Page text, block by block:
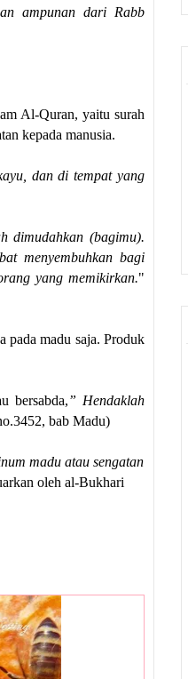
ampunan dari Rabb
Al-Quran, yaitu surah
kepada manusia.
dan di tempat yang
dimudahkan (bagimu).
menyembuhkan bagi
yang memikirkan."
pada madu saja. Produk
bersabda,” Hendaklah
bab Madu)
madu atau sengatan
oleh al-Bukhari